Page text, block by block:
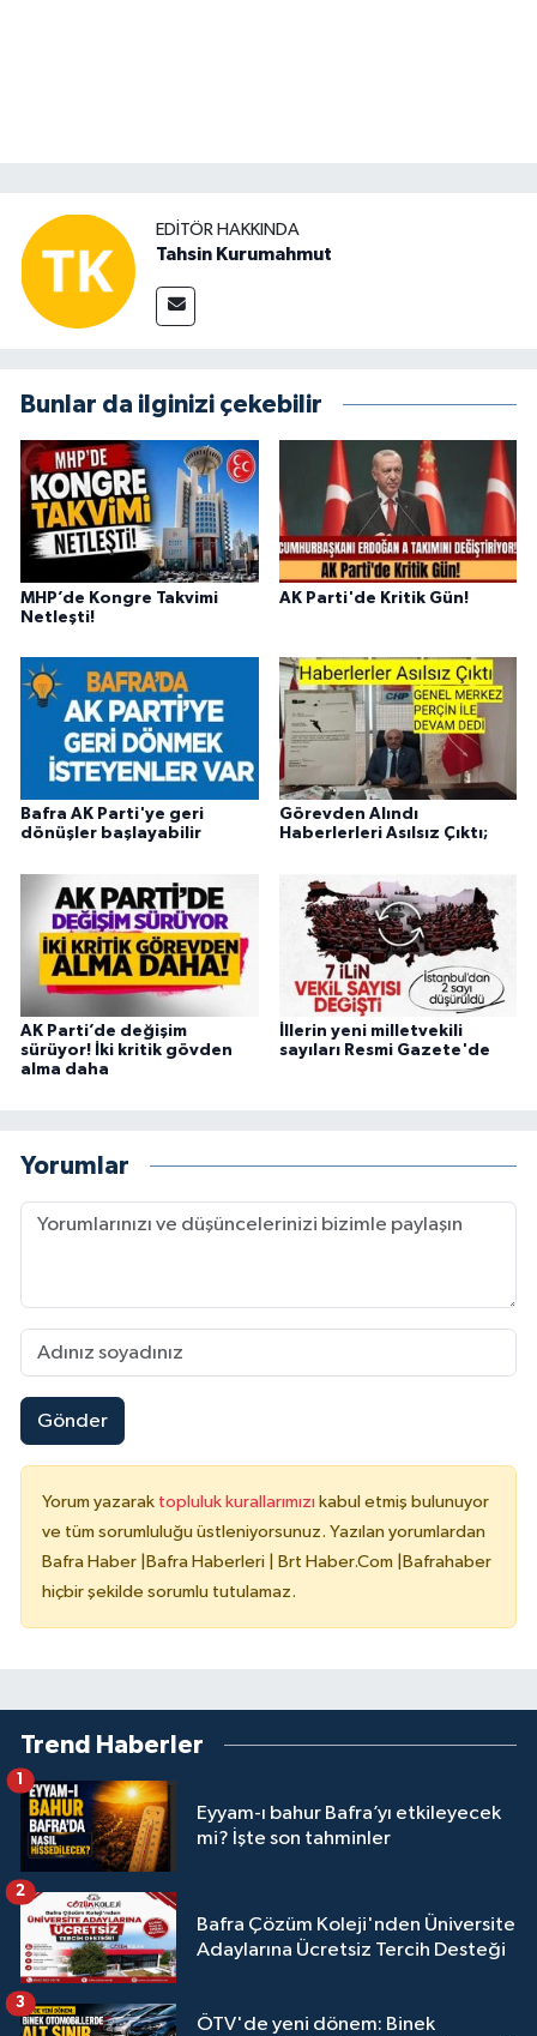
EDITÖR HAKKINDA
Tahsin Kurumahmut
Bunlar da ilginizi çekebilir
MHP’de Kongre Takvimi
Netleşti!
AK Parti'de Kritik Gün!
Bafra AK Parti'ye geri
dönüşler başlayabilir
Görevden Alındı
Haberlerleri Asılsız Çıktı;
AK Parti’de değişim
sürüyor! İki kritik gövden
alma daha
İllerin yeni milletvekili
sayıları Resmi Gazete'de
Yorumlar
Gönder
Yorum yazarak topluluk kurallarımızı kabul etmiş bulunuyor
ve tüm sorumluluğu üstleniyorsunuz. Yazılan yorumlardan
Bafra Haber |Bafra Haberleri | Brt Haber.Com |Bafrahaber
hiçbir şekilde sorumlu tutulamaz.
Trend Haberler
Eyyam-ı bahur Bafra’yı etkileyecek
mi? İşte son tahminler
1
Bafra Çözüm Koleji'nden Üniversite
Adaylarına Ücretsiz Tercih Desteği
2
ÖTV'de yeni dönem: Binek
3